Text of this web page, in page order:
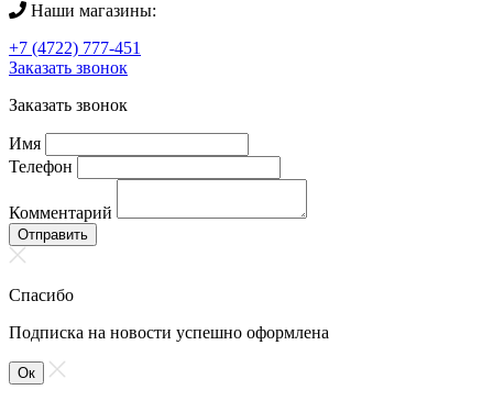
Наши магазины:
+7 (4722) 777-451
Заказать звонок
Заказать звонок
Имя
Телефон
Комментарий
Отправить
Спасибо
Подписка на новости успешно оформлена
Ок